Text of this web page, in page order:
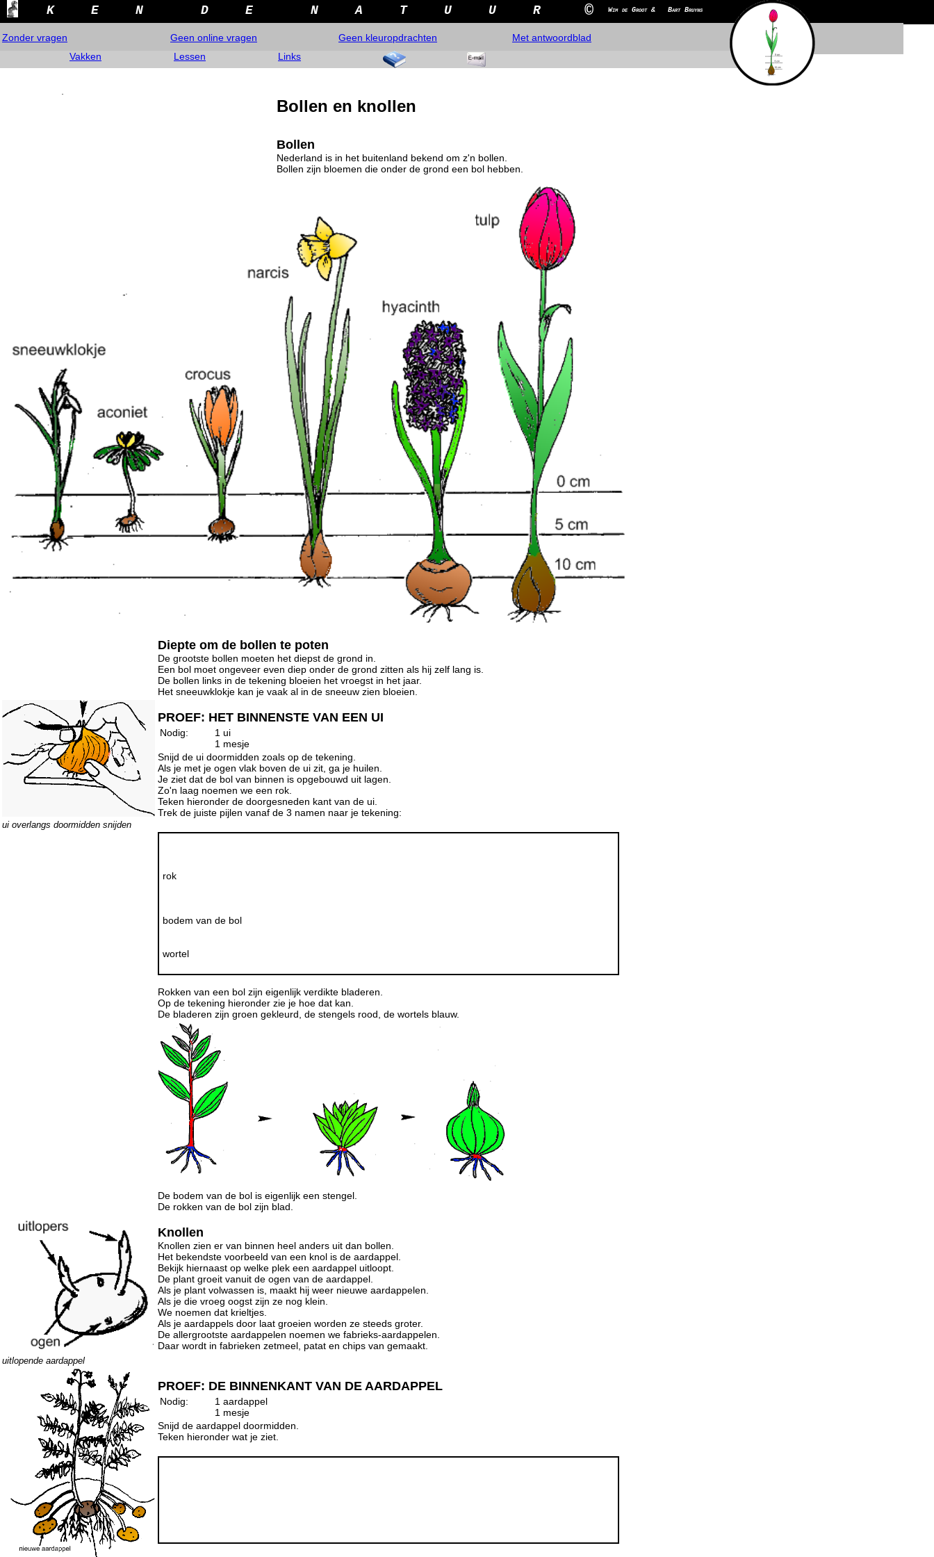
K E N D E N A T U U R © Wim de Groot & Bart Bruyns
Zonder vragen Geen online vragen Geen kleuropdrachten
Met antwoordblad
Vakken
Lessen Links
Bollen en knollen
Bollen
Nederland is in het buitenland bekend om z'n bollen.
Bollen zijn bloemen die onder de grond een bol hebben.
Diepte om de bollen te poten
De grootste bollen moeten het diepst de grond in.
Een bol moet ongeveer even diep onder de grond zitten als hij zelf lang is.
De bollen links in de tekening bloeien het vroegst in het jaar.
Het sneeuwklokje kan je vaak al in de sneeuw zien bloeien.
ui overlangs doormidden snijden
PROEF: HET BINNENSTE VAN EEN UI
Nodig:
1 ui
1 mesje
Snijd de ui doormidden zoals op de tekening.
Als je met je ogen vlak boven de ui zit, ga je huilen.
Je ziet dat de bol van binnen is opgebouwd uit lagen.
Zo'n laag noemen we een rok.
Teken hieronder de doorgesneden kant van de ui.
Trek de juiste pijlen vanaf de 3 namen naar je tekening:
rok
bodem van de bol
wortel
Rokken van een bol zijn eigenlijk verdikte bladeren.
Op de tekening hieronder zie je hoe dat kan.
De bladeren zijn groen gekleurd, de stengels rood, de wortels blauw.
De bodem van de bol is eigenlijk een stengel.
De rokken van de bol zijn blad.
uitlopende aardappel
Knollen
Knollen zien er van binnen heel anders uit dan bollen.
Het bekendste voorbeeld van een knol is de aardappel.
Bekijk hiernaast op welke plek een aardappel uitloopt.
De plant groeit vanuit de ogen van de aardappel.
Als je plant volwassen is, maakt hij weer nieuwe aardappelen.
Als je die vroeg oogst zijn ze nog klein.
We noemen dat krieltjes.
Als je aardappels door laat groeien worden ze steeds groter.
De allergrootste aardappelen noemen we fabrieks-aardappelen.
Daar wordt in fabrieken zetmeel, patat en chips van gemaakt.
PROEF: DE BINNENKANT VAN DE AARDAPPEL
Nodig:
1 aardappel
1 mesje
Snijd de aardappel doormidden.
Teken hieronder wat je ziet.